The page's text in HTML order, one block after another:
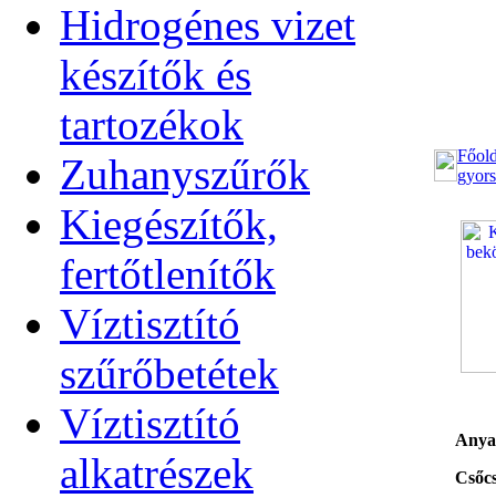
Hidrogénes vizet
készítők és
tartozékok
Zuhanyszűrők
Kiegészítők,
fertőtlenítők
Víztisztító
szűrőbetétek
Víztisztító
alkatrészek